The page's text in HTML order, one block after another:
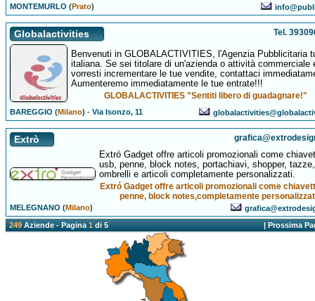
MONTEMURLO (Prato)
Globalactivities Tel.
Benvenuti in GLOBALACTIVITIES, l'Agenzia Pubblicitaria
italiana. Se sei titolare di un'azienda o attività commerciale
vorresti incrementare le tue vendite, contattaci
Aumenteremo immediatamente le tue entrate!!!
GLOBALACTIVITIES "Sentiti libero di guadagnare!"
BAREGGIO (Milano) -Via Isonzo, 11
Extrò
Extró Gadget offre articoli promozionali come
usb, penne, block notes, portachiavi, shopper, tazze,
ombrelli e articoli completamente personalizzati.
Extró Gadget offre articoli promozionali come
penne, block notes,completamente
MELEGNANO (Milano)
249Aziende - Pagina1di 5 |Prossima